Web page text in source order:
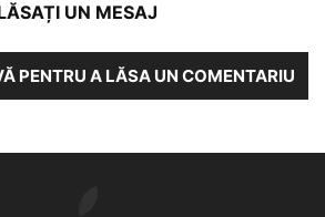
UN MESAJ
PENTRU A LĂSA UN COMENTARIU